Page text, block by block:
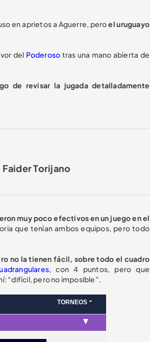
en aprietos a Aguerre, peroel uruguayo
del Poderoso tras una mano abierta de
de revisar la jugada detalladamente
Torijano
muy poco efectivos en un juego en el
que tenían ambos equipos, pero todo
no la tienen fácil, sobre todo el cuadro
, con 4 puntos, pero que
“difícil, pero no imposible”.